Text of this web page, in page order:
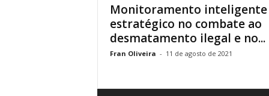
Monitoramento inteligente
estratégico no combate ao
desmatamento ilegal e no...
Fran Oliveira - 11 de agosto de 2021